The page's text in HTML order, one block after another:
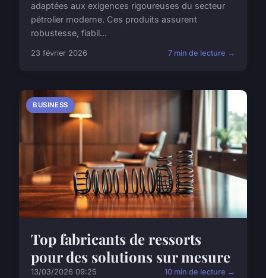
adaptées aux exigences rigoureuses du secteur
pétrolier moderne. Ces produits assurent
robustesse, fiabil...
23 février 2026 7 min de lecture →
BUSINESS
Top fabricants de ressorts
pour des solutions sur mesure
13/03/2026 09:25 10 min de lecture →